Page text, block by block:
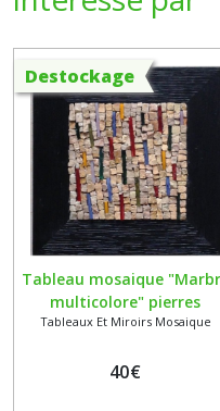
Destockage
Tableau mosaique
multicolore" pierres
naturelles et verre vitrail -
Tableaux Et Miroirs Mosaique
40€